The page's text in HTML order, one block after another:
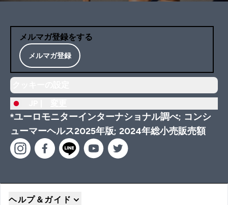
メルマガ登録をする
メルマガ登録
*ユーロモニターインターナショナル調べ; コンシ
ューマーヘルス2025年版; 2024年総小売販売額
ヘルプ＆ガイド